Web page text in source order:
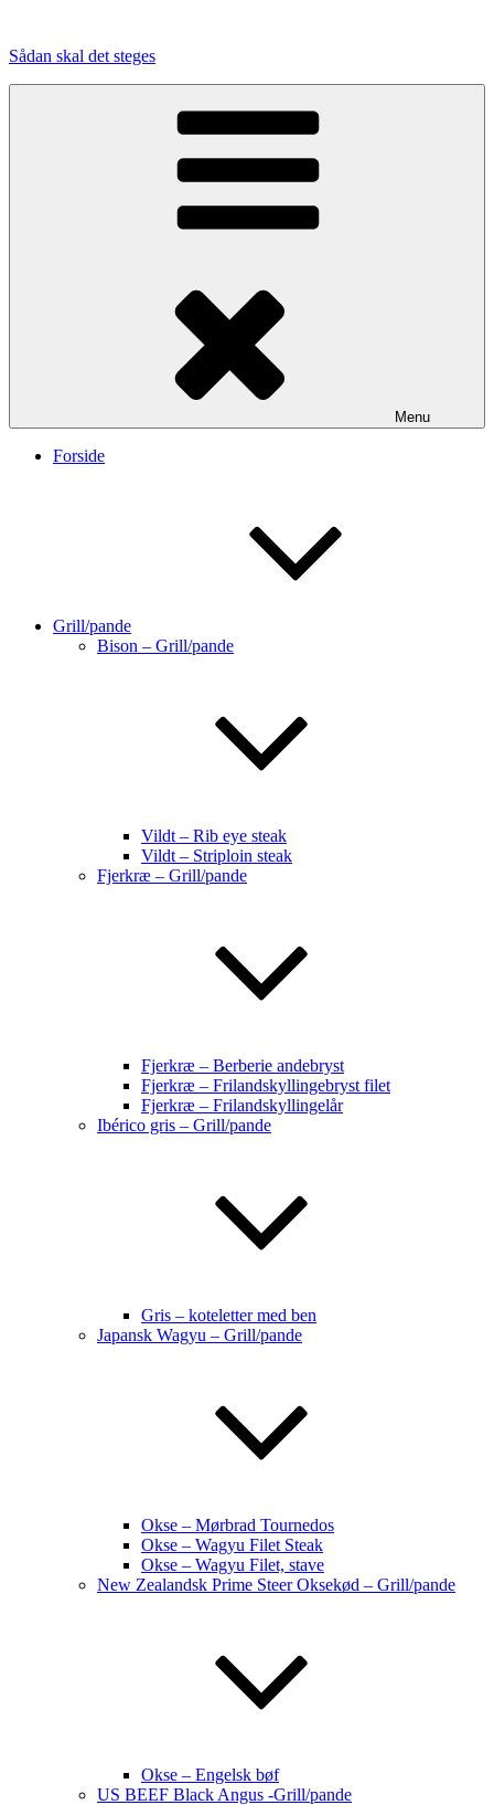
indhold
Sådan skal det steges
Menu
Forside
Grill/pande
Bison – Grill/pande
Vildt – Rib eye steak
Vildt – Striploin steak
Fjerkræ – Grill/pande
Fjerkræ – Berberie andebryst
Fjerkræ – Frilandskyllingebryst filet
Fjerkræ – Frilandskyllingelår
Ibérico gris – Grill/pande
Gris – koteletter med ben
Japansk Wagyu – Grill/pande
Okse – Mørbrad Tournedos
Okse – Wagyu Filet Steak
Okse – Wagyu Filet, stave
New Zealandsk Prime Steer Oksekød – Grill/pande
Okse – Engelsk bøf
US BEEF Black Angus -Grill/pande